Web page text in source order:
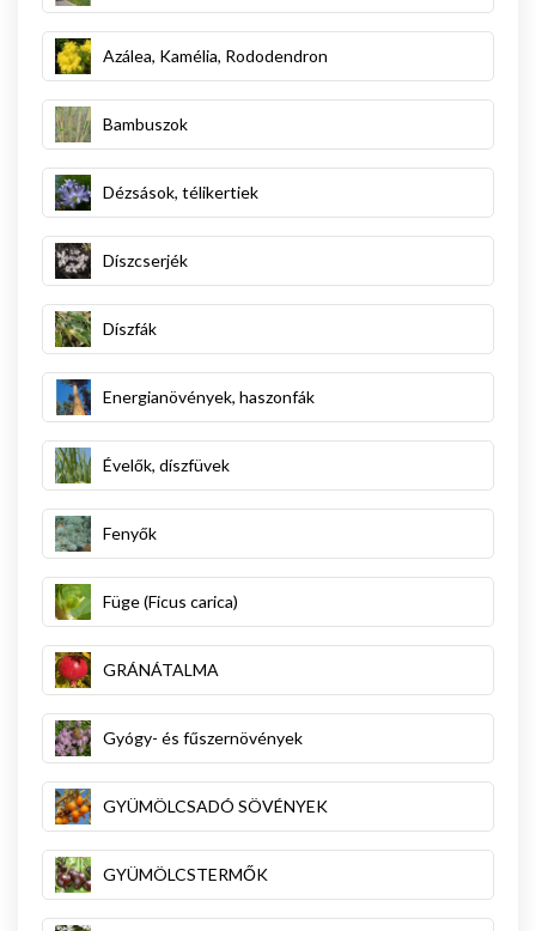
Azálea, Kamélia, Rododendron
Bambuszok
Dézsások, télikertiek
Díszcserjék
Díszfák
Energianövények, haszonfák
Évelők, díszfüvek
Fenyők
Füge (Ficus carica)
GRÁNÁTALMA
Gyógy- és fűszernövények
GYÜMÖLCSADÓ SÖVÉNYEK
GYÜMÖLCSTERMŐK